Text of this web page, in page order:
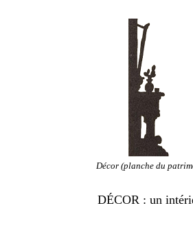
Décor (planche du
DÉCOR : un